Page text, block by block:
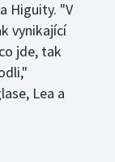
Higuity. "V
vynikající
jde, tak
Lea a